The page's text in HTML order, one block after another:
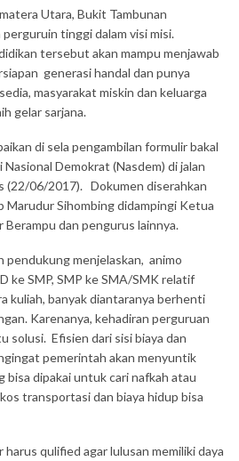
Utara, Bukit Tambunan
tinggi dalam visi misi.
tersebut akan mampu menjawab
generasi handal dan punya
masyarakat miskin dan keluarga
gelar sarjana.
di sela pengambilan formulir bakal
Demokrat (Nasdem) di jalan
(22/06/2017). Dokumen diserahkan
Marudur Sihombing didampingi Ketua
dan pengurus lainnya.
pendukung menjelaskan, animo
ke SMP, SMP ke SMA/SMK relatif
kuliah, banyak diantaranya berhenti
Karenanya, kehadiran perguruan
solusi. Efisien dari sisi biaya dan
pemerintah akan menyuntik
bisa dipakai untuk cari nafkah atau
transportasi dan biaya hidup bisa
qulified agar lulusan memiliki daya